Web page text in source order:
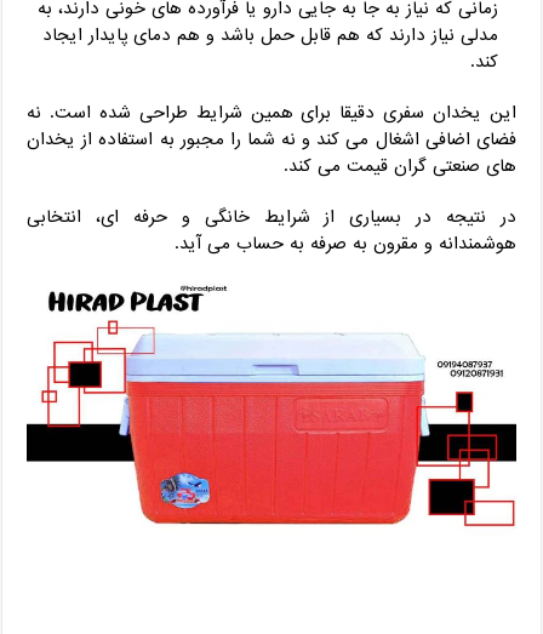
زمانی که نیاز به جا به‌ جایی دارو یا فرآورده ‌های خونی دارند، به
مدلی نیاز دارند که هم قابل حمل باشد و هم دمای پایدار ایجاد
کند.
این یخدان سفری دقیقا برای همین شرایط طراحی شده است. نه
فضای اضافی اشغال می ‌کند و نه شما را مجبور به استفاده از یخدان‌
های صنعتی گران ‌قیمت می ‌کند.
در نتیجه در بسیاری از شرایط خانگی و حرفه ‌ای، انتخابی
هوشمندانه و مقرون ‌به‌ صرفه به حساب می ‌آید.